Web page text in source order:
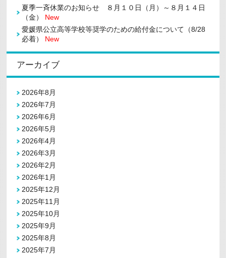
夏季一斉休業のお知らせ ８月１０日（月）～８月１４日
（金） New
愛媛県公立高等学校等奨学のための給付金について（8/28
必着） New
アーカイブ
2026年8月
2026年7月
2026年6月
2026年5月
2026年4月
2026年3月
2026年2月
2026年1月
2025年12月
2025年11月
2025年10月
2025年9月
2025年8月
2025年7月